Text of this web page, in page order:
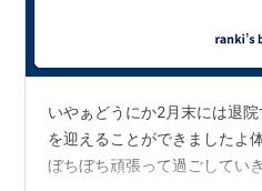
いやぁどうにか2月末には退
を迎えることができましたよ
ぼちぼち頑張って過ごしてい